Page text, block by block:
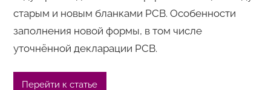
старым и новым бланками РСВ. Особенности
заполнения новой формы, в том числе
уточнённой декларации РСВ.
Перейти к статье